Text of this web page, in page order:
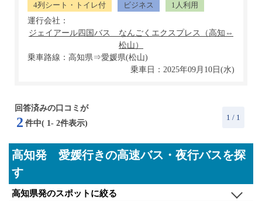
4列シート・トイレ付 ビジネス
1人利用
運行会社：
乗車路線：高知県⇒愛媛県(松山)
乗車日：2025年09月10日(水)
回答済みの口コミが
2 件中( 1- 2件表示)
1 / 1
高知発 愛媛行きの高速バス・夜行バスを探
す
高知県発のスポットに絞る